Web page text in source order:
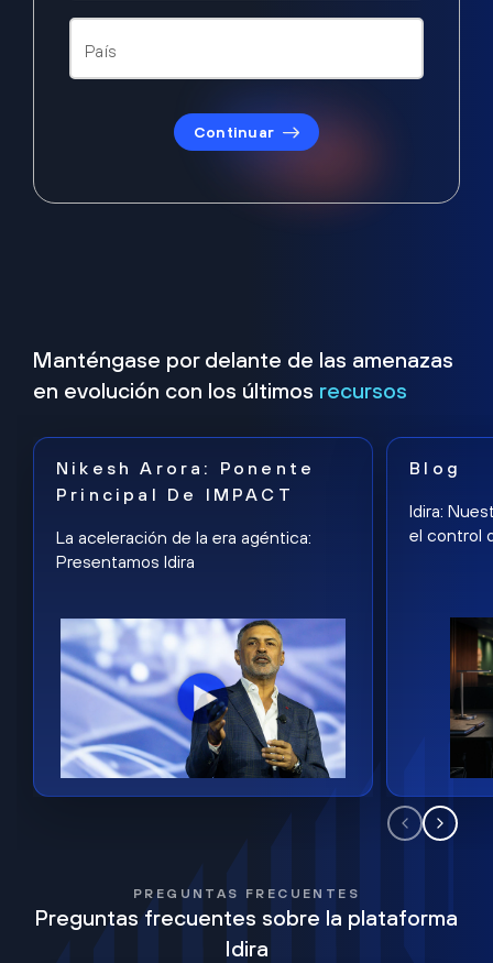
Continuar
Manténgase por delante de las amenazas
en evolución con los últimos recursos
Nikesh Arora: Ponente
Principal De IMPACT
La aceleración de la era agéntica:
Presentamos Idira
Blog
Idira:
el control
PREGUNTAS FRECUENTES
Preguntas frecuentes sobre la plataforma
Idira